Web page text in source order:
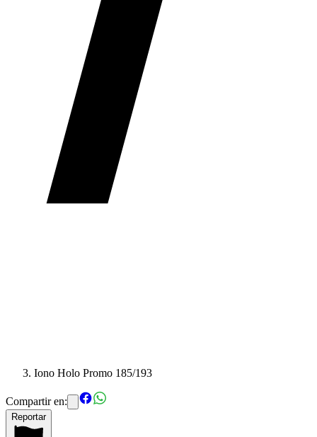
Iono Holo Promo 185/193
Compartir en:
Reportar